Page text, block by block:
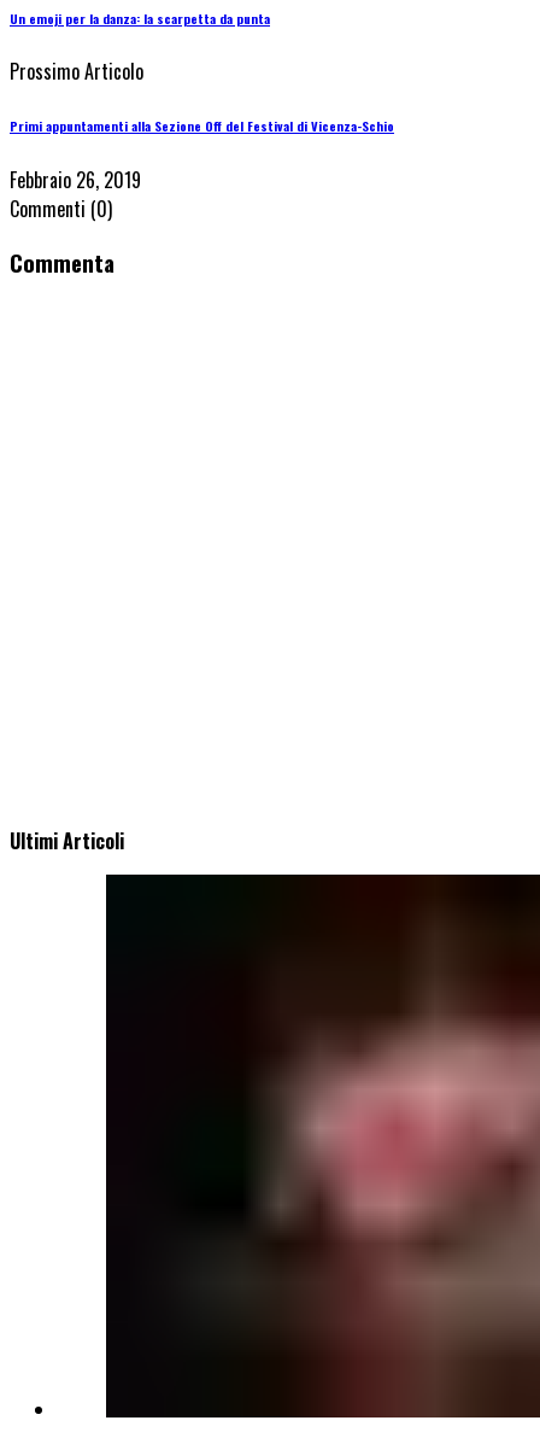
Un emoji per la danza: la scarpetta da punta
Prossimo Articolo
Primi appuntamenti alla Sezione Off del Festival di Vicenza-Schio
Febbraio 26, 2019
Commenti (0)
Commenta
Ultimi Articoli